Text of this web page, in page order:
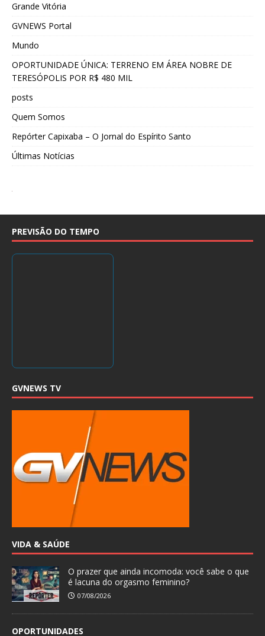
Grande Vitória
GVNEWS Portal
Mundo
OPORTUNIDADE ÚNICA: TERRENO EM ÁREA NOBRE DE
TERESÓPOLIS POR R$ 480 MIL
posts
Quem Somos
Repórter Capixaba – O Jornal do Espírito Santo
Últimas Notícias
PREVISÃO DO TEMPO
GVNEWS TV
VIDA & SAÚDE
O prazer que ainda incomoda: você sabe o que
é lacuna do orgasmo feminino?
07/08/2026
OPORTUNIDADES